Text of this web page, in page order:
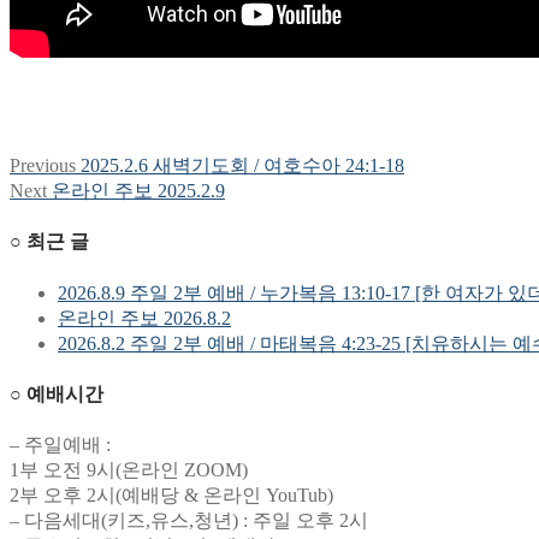
글
색
Previous Previous
post:
2025.2.6 새벽기도회 / 여호수아 24:1-18
Next Next
온라인 주보 2025.2.9
○ 최근 글
2026.8.9 주일 2부 예배 / 누가복음 13:10-17 [한 여자가 있
온라인 주보 2026.8.2
2026.8.2 주일 2부 예배 / 마태복음 4:23-25 [치유하시는 예
○ 예배시간
– 주일예배 :
1부 오전 9시(온라인 ZOOM)
2부 오후 2시(예배당 & 온라인 YouTub)
– 다음세대(키즈,유스,청년) : 주일 오후 2시